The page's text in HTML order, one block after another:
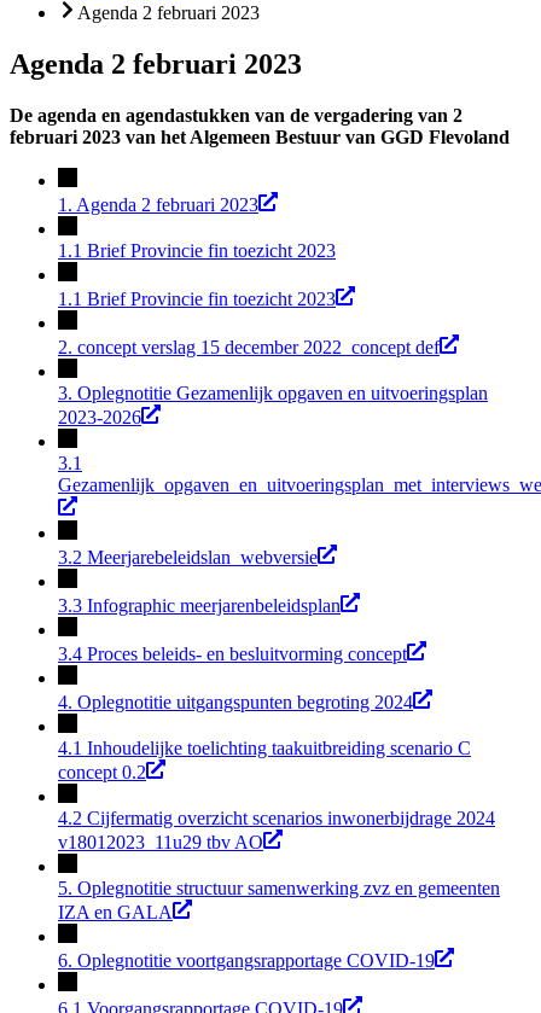
Agenda 2 februari 2023
Agenda 2 februari 2023
De agenda en agendastukken van de vergadering van 2
februari 2023 van het Algemeen Bestuur van GGD Flevoland
1. Agenda 2 februari 2023
1.1 Brief Provincie fin toezicht 2023
1.1 Brief Provincie fin toezicht 2023
2. concept verslag 15 december 2022_concept def
3. Oplegnotitie Gezamenlijk opgaven en uitvoeringsplan
2023-2026
3.1
3.2 Meerjarebeleidslan_webversie
3.3 Infographic meerjarenbeleidsplan
3.4 Proces beleids- en besluitvorming concept
4. Oplegnotitie uitgangspunten begroting 2024
4.1 Inhoudelijke toelichting taakuitbreiding scenario C
concept 0.2
4.2 Cijfermatig overzicht scenarios inwonerbijdrage 2024
v18012023_11u29 tbv AO
5. Oplegnotitie structuur samenwerking zvz en gemeenten
IZA en GALA
6. Oplegnotitie voortgangsrapportage COVID-19
6.1 Voorgangsrapportage COVID-19